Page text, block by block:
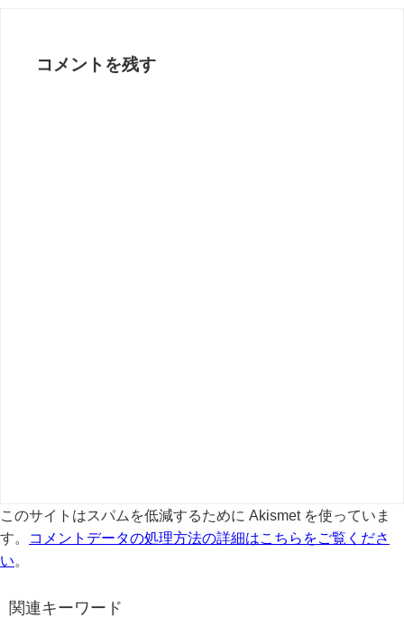
コメントを残す
このサイトはスパムを低減するために Akismet を使っていま
す。
コメントデータの処理方法の詳細はこちらをご覧くださ
い
関連キーワード